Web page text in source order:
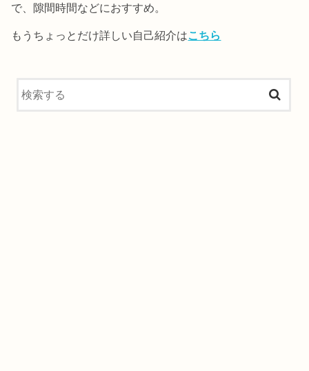
で、隙間時間などにおすすめ。
もうちょっとだけ詳しい自己紹介はこちら